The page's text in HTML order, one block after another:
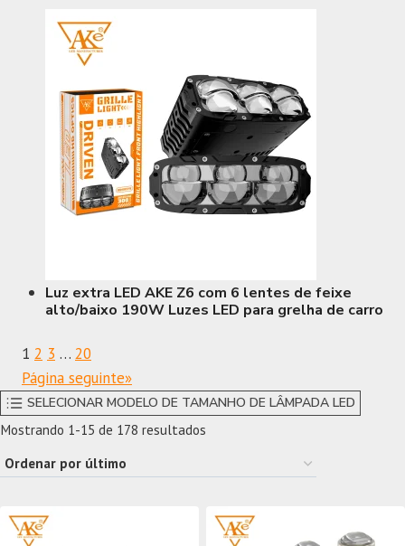
Luz extra LED AKE Z6 com 6 lentes de feixe
alto/baixo 190W Luzes LED para grelha de carro
1 2 3 … 20
Página seguinte»
SELECIONAR MODELO DE TAMANHO DE LÂMPADA LED
Mostrando 1-15 de 178 resultados
último